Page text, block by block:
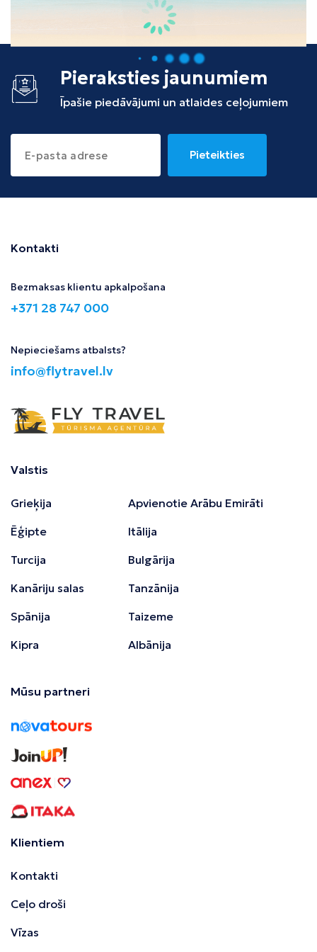
Albānija
Pieraksties jaunumiem
Īpašie piedāvājumi un atlaides ceļojumiem
Pieteikties
Kontakti
Bezmaksas klientu apkalpošana
+371 28 747 000
Nepieciešams atbalsts?
info@flytravel.lv
Valstis
Grieķija
Ēģipte
Turcija
Kanāriju salas
Spānija
Kipra
Apvienotie Arābu Emirāti
Itālija
Bulgārija
Tanzānija
Taizeme
Albānija
Mūsu partneri
Klientiem
Kontakti
Ceļo droši
Vīzas